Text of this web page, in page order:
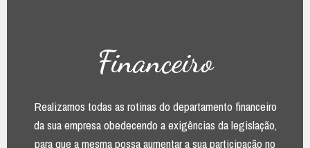
Financeiro
Realizamos todas as rotinas do departamento financeiro
da sua empresa obedecendo a exigências da legislação,
para que a mesma possa aumentar a sua participação no